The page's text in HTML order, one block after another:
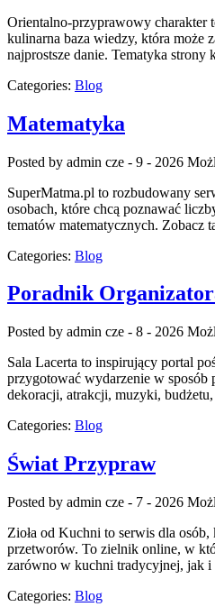
Orientalno-przyprawowy charakter
kulinarna baza wiedzy, która może
najprostsze danie. Tematyka
Categories: Blog
Matematyka
Posted by admin cze - 9 - 2026
SuperMatma.pl to rozbudowany
osobach, które chcą poznawać
tematów matematycznych. Zobacz
Categories: Blog
Poradnik
Posted by admin cze - 8 - 2026
Sala Lacerta to inspirujący portal
przygotować wydarzenie w sposób
dekoracji, atrakcji, muzyki,
Categories: Blog
Świat Przypraw
Posted by admin cze - 7 - 2026
Zioła od Kuchni to serwis dla
przetworów. To zielnik online, w
zarówno w kuchni tradycyjnej, jak
Categories: Blog